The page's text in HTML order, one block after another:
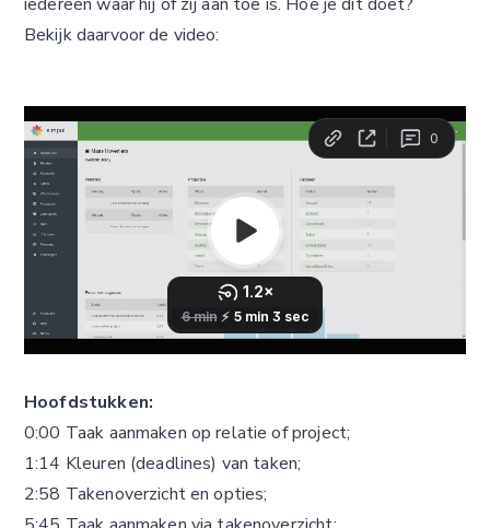
Bekijk daarvoor de video:
Hoofdstukken:
0:00 Taak aanmaken op relatie of project;
1:14 Kleuren (deadlines) van taken;
2:58 Takenoverzicht en opties;